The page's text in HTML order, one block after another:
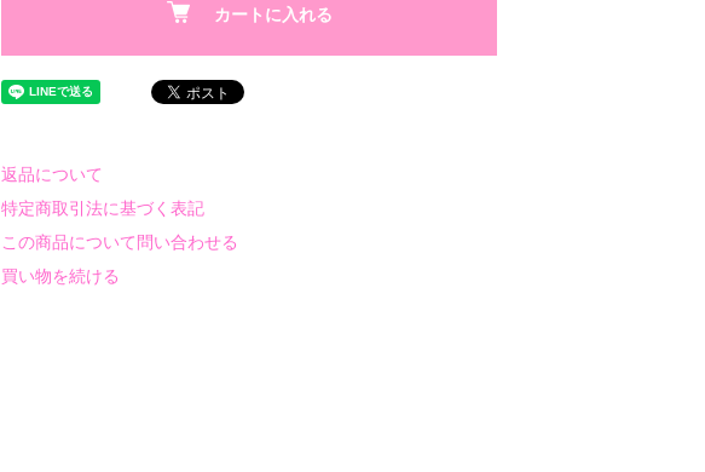
カートに入れる
返品について
特定商取引法に基づく表記
この商品について問い合わせる
買い物を続ける